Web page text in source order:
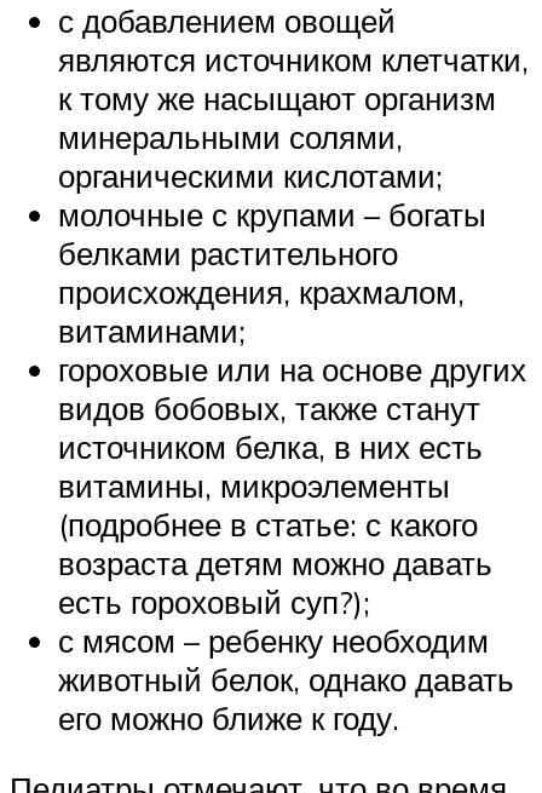
с добавлением овощей
являются источником клетчатки,
к тому же насыщают организм
минеральными солями,
органическими кислотами;
молочные с крупами – богаты
белками растительного
происхождения, крахмалом,
витаминами;
гороховые или на основе других
видов бобовых, также станут
источником белка, в них есть
витамины, микроэлементы
(подробнее в статье: с какого
возраста детям можно давать
есть гороховый суп?);
с мясом – ребенку необходим
животный белок, однако давать
его можно ближе к году.